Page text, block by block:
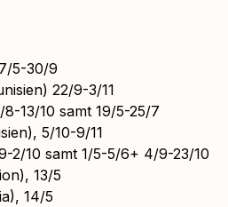
5-30/9
22/9-3/11
13/10 samt 19/5-25/7
5/10-9/11
2/10 samt 1/5-5/6+ 4/9-23/10
13/5
14/5